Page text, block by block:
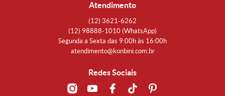
Atendimento
(12) 3621-6262
(12) 98888-1010 (WhatsApp)
Segunda a Sexta das 9:00h às 16:00h
atendimento@konbini.com.br
Redes Sociais